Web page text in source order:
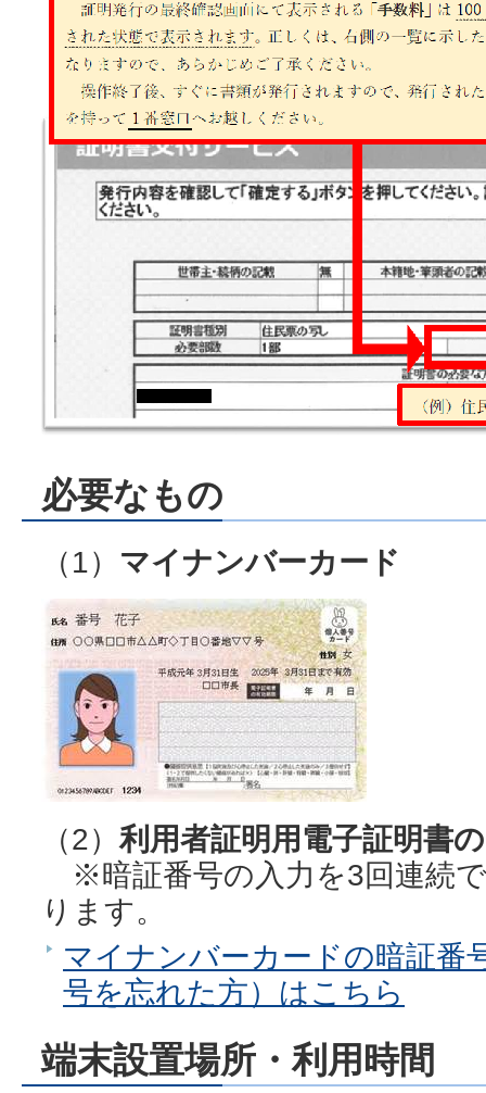
必要なもの
（1） マイナンバーカード
（2）利用者証明用電子証明書
※暗証番号の入力を3回連続
ります。
マイナンバーカードの暗証番
号を忘れた方）はこちら
端末設置場所・利用時間